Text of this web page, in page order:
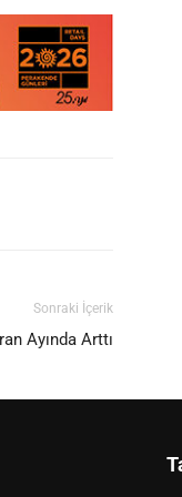
Sonraki İçerik
Ayında Arttı